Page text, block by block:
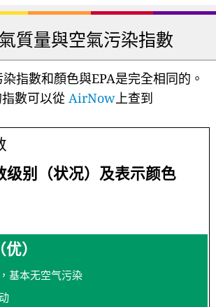
質量與空氣污染指數
指數和顏色與EPA是完全相同的。
數可以從 AirNow上查到
级别（状况）及表示颜色
）
基本无空气污染